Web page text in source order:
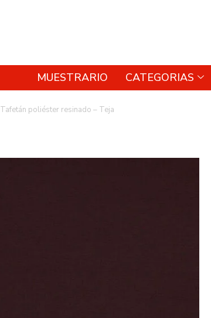
MUESTRARIO CATEGORIAS
Tafetán poliéster resinado – Teja